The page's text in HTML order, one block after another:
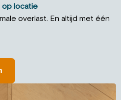
op locatie
overlast. En altijd met één